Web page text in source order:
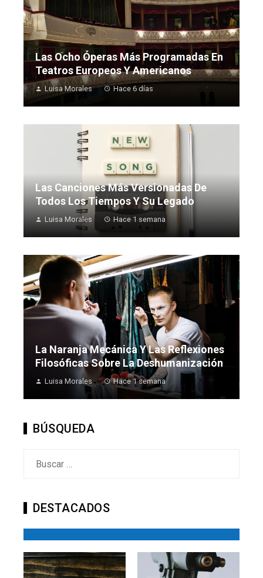
Las Ocho Óperas Más Programadas En
Teatros Europeos Y Americanos
Luisa Morales Hace 6 días
Las Canciones Más Versionadas De
Todos Los Tiempos Y Su Legado
Luisa Morales Hace 1 semana
La Naranja Mecánica Y Las Reflexiones
Filosóficas Sobre La Deshumanización
Luisa Morales Hace 1 semana
BÚSQUEDA
DESTACADOS